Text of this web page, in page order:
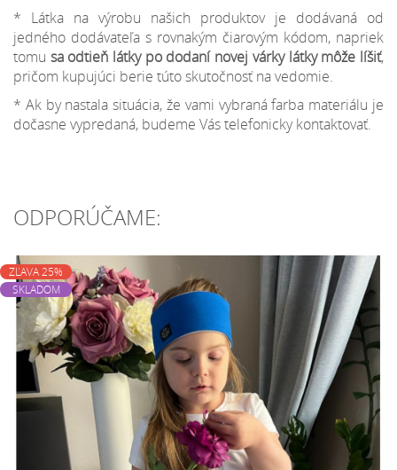
* Látka na výrobu našich produktov je dodávaná od
jedného dodávateľa s rovnakým čiarovým kódom, napriek
tomu sa odtieň látky po dodaní novej várky látky môže líšiť,
pričom kupujúci berie túto skutočnosť na vedomie.
* Ak by nastala situácia, že vami vybraná farba materiálu je
dočasne vypredaná, budeme Vás telefonicky kontaktovať.
ODPORÚČAME:
ZĽAVA 25%
SKLADOM